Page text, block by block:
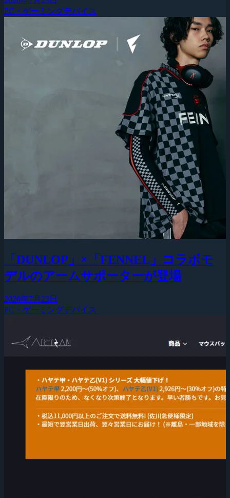
PC・ゲーミングデバイス
「DUNLOP」×「FENNEL」コラボモ
デルのアームサポーターが登場
2026年7月23日
PC・ゲーミングデバイス